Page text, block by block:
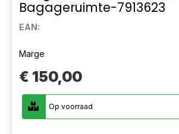
Bagageruimte-7913623
EAN:
Marge
€ 150,00
Op voorraad